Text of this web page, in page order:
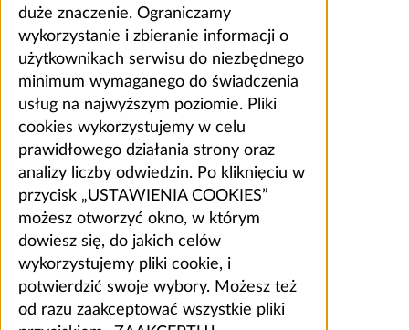
duże znaczenie. Ograniczamy
wykorzystanie i zbieranie informacji o
użytkownikach serwisu do niezbędnego
minimum wymaganego do świadczenia
usług na najwyższym poziomie. Pliki
cookies wykorzystujemy w celu
prawidłowego działania strony oraz
analizy liczby odwiedzin. Po kliknięciu w
przycisk „USTAWIENIA COOKIES”
możesz otworzyć okno, w którym
dowiesz się, do jakich celów
wykorzystujemy pliki cookie, i
potwierdzić swoje wybory. Możesz też
od razu zaakceptować wszystkie pliki